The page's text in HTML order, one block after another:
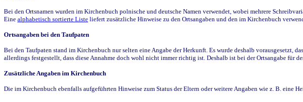
Bei den Ortsnamen wurden im Kirchenbuch polnische und deutsche Namen verwendet, wobei mehrere
Eine alphabetisch sortierte Liste liefert zusätzliche Hinweise zu den Ortsangaben und den im Kirchenbuch
Ortsangaben bei den Taufpaten
Bei den Taufpaten stand im Kirchenbuch nur selten eine Angabe der Herkunft. Es wurde deshalb vorausgesetzt,
allerdings festgestellt, dass diese Annahme doch wohl nicht immer richtig ist. Deshalb ist bei der Ortsangabe für
Zusätzliche Angaben im Kirchenbuch
Die im Kirchenbuch ebenfalls aufgeführten Hinweise zum Status der Eltern oder weitere Angaben wie z. B. eine